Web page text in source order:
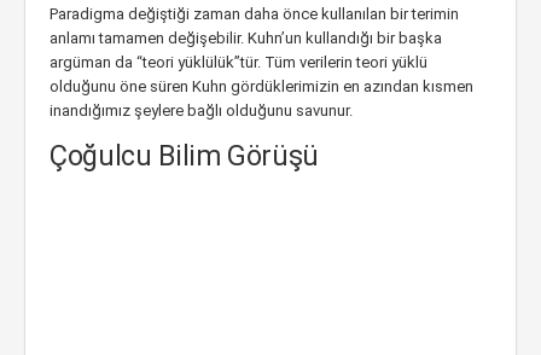
Paradigma değiştiği zaman daha önce kullanılan bir terimin
anlamı tamamen değişebilir. Kuhn’un kullandığı bir başka
argüman da “teori yüklülük”tür. Tüm verilerin teori yüklü
olduğunu öne süren Kuhn gördüklerimizin en azından kısmen
inandığımız şeylere bağlı olduğunu savunur.
Çoğulcu Bilim Görüşü